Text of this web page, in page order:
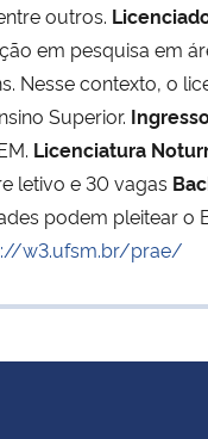
outros.
em pesquisa em
Nesse contexto, o
Superior.
Licenciatura
letivo e 30 vagas
podem pleitear o
w3.ufsm.br/prae/